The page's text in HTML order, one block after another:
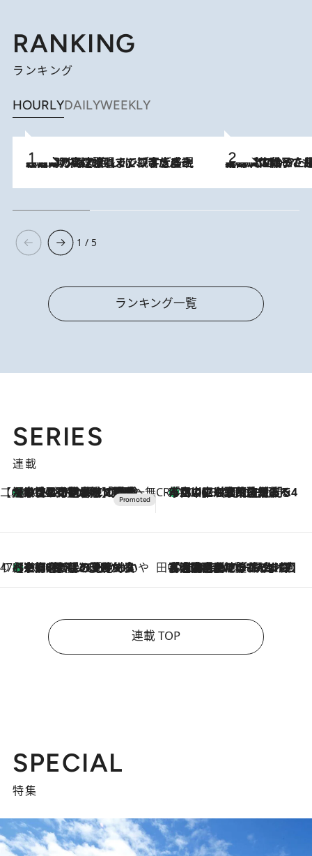
RANKING
ランキング
HOURLYDAILYWEEKLY
2026.8.7
「湘南乃風に憧れて」観客大盛上がりの“タオル回し”に、ラッパー顔負けの高速歌唱まで…さだまさし（74）のアグレッシブすぎる現在地 2026.8.5
【阿川佐和子さんの年とる力】なぜ70代で始めた趣味は“こんなに楽しい”のか？ ピアノ、俳句…スランプに陥っても続けられる“ある秘訣”とは
1 / 5
ランキング一覧
SERIES
連載
【CREA×星野リゾート】唯一無二。癒しと発見が待つ場所へ
2026.8.7
【トンボの足水浴】ヒノキの香りに包まれて涼感マックス！約13℃の湧水かけ流しを避暑地「星野温泉 トンボの湯」で体験 CREA'S CHOICE
2026.8.7
「立川にも歌舞伎があるんだよ」 片岡仁左衛門・市川中車ら豪華座組みで4年目の立川立飛歌舞伎へ
47都道府県の手みやげ ひんやりスイーツで夏を満喫
2026.8.7
【京都府】この夏絶対食べたい 冷やしておいしいおやつ3選 ひと口目から心を掴む新緑のテリーヌ 田中稲の勝手に再ブーム
2026.8.7
「湘南乃風に憧れて」観客大盛上がりの“タオル回し”に、ラッパー顔負けの高速歌唱まで…さだまさし（74）のアグレッシブすぎる現在地
連載 TOP
SPECIAL
特集